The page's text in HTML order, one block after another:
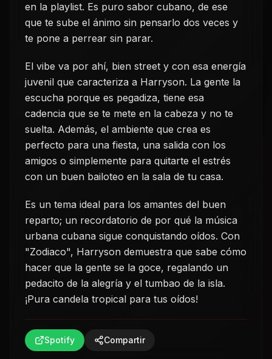
en la playlist. Es puro sabor cubano, de ese
que te sube el ánimo sin pensarlo dos veces y
te pone a perrear sin parar.
El vibe va por ahí, bien street y con esa energía
juvenil que caracteriza a Harryson. La gente la
escucha porque es pegadiza, tiene esa
cadencia que se te mete en la cabeza y no te
suelta. Además, el ambiente que crea es
perfecto para una fiesta, una salida con los
amigos o simplemente para quitarte el estrés
con un buen bailoteo en la sala de tu casa.
Es un tema ideal para los amantes del buen
reparto; un recordatorio de por qué la música
urbana cubana sigue conquistando oídos. Con
"Zodiaco", Harryson demuestra que sabe cómo
hacer que la gente se la goce, regalando un
pedacito de la alegría y el tumbao de la isla.
¡Pura candela tropical para tus oídos!
Spotify Compartir